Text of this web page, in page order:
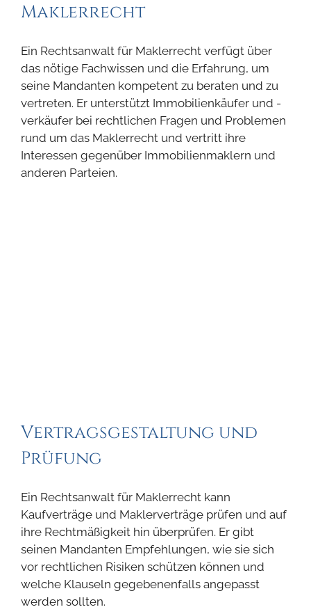
Maklerrecht
Ein Rechtsanwalt für Maklerrecht verfügt über
das nötige Fachwissen und die Erfahrung, um
seine Mandanten kompetent zu beraten und zu
vertreten. Er unterstützt Immobilienkäufer und -
verkäufer bei rechtlichen Fragen und Problemen
rund um das Maklerrecht und vertritt ihre
Interessen gegenüber Immobilienmaklern und
anderen Parteien.
Vertragsgestaltung und
Prüfung
Ein Rechtsanwalt für Maklerrecht kann
Kaufverträge und Maklerverträge prüfen und auf
ihre Rechtmäßigkeit hin überprüfen. Er gibt
seinen Mandanten Empfehlungen, wie sie sich
vor rechtlichen Risiken schützen können und
welche Klauseln gegebenenfalls angepasst
werden sollten.